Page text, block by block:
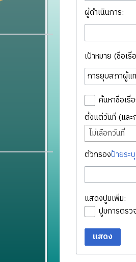
ผู้ดำเนินการ:
เป้าหมาย (ชื่อเ
ค้นหาชื่อเรื่
ตั้งแต่วันที่ (และ
ไม่เลือกวันที่
ตัวกรองป้ายระบุ
แสดงปูมเพิ่ม:
ปูมการตรว
แสดง